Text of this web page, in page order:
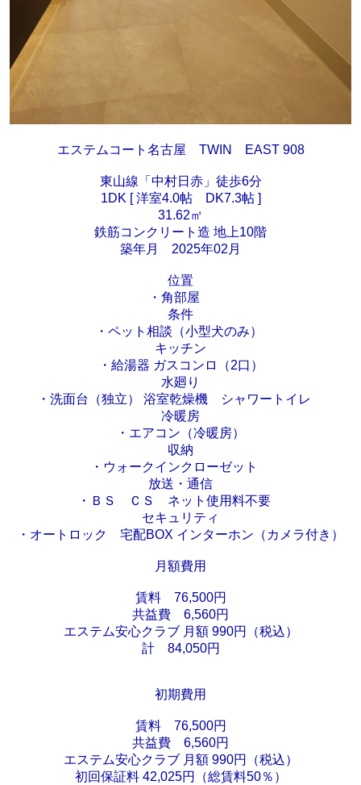
エステムコート名古屋 TWIN EAST 908
東山線「中村日赤」徒歩6分
1DK [ 洋室4.0帖 DK7.3帖 ]
31.62㎡
鉄筋コンクリート造 地上10階
築年月 2025年02月
位置
・角部屋
条件
・ペット相談（小型犬のみ）
キッチン
・給湯器 ガスコンロ（2口）
水廻り
・洗面台（独立） 浴室乾燥機 シャワートイレ
冷暖房
・エアコン（冷暖房）
収納
・ウォークインクローゼット
放送・通信
・ＢＳ ＣＳ ネット使用料不要
セキュリティ
・オートロック 宅配BOX インターホン（カメラ付き）
月額費用
賃料 76,500円
共益費 6,560円
エステム安心クラブ 月額 990円（税込）
計 84,050円
初期費用
賃料 76,500円
共益費 6,560円
エステム安心クラブ 月額 990円（税込）
初回保証料 42,025円（総賃料50％）